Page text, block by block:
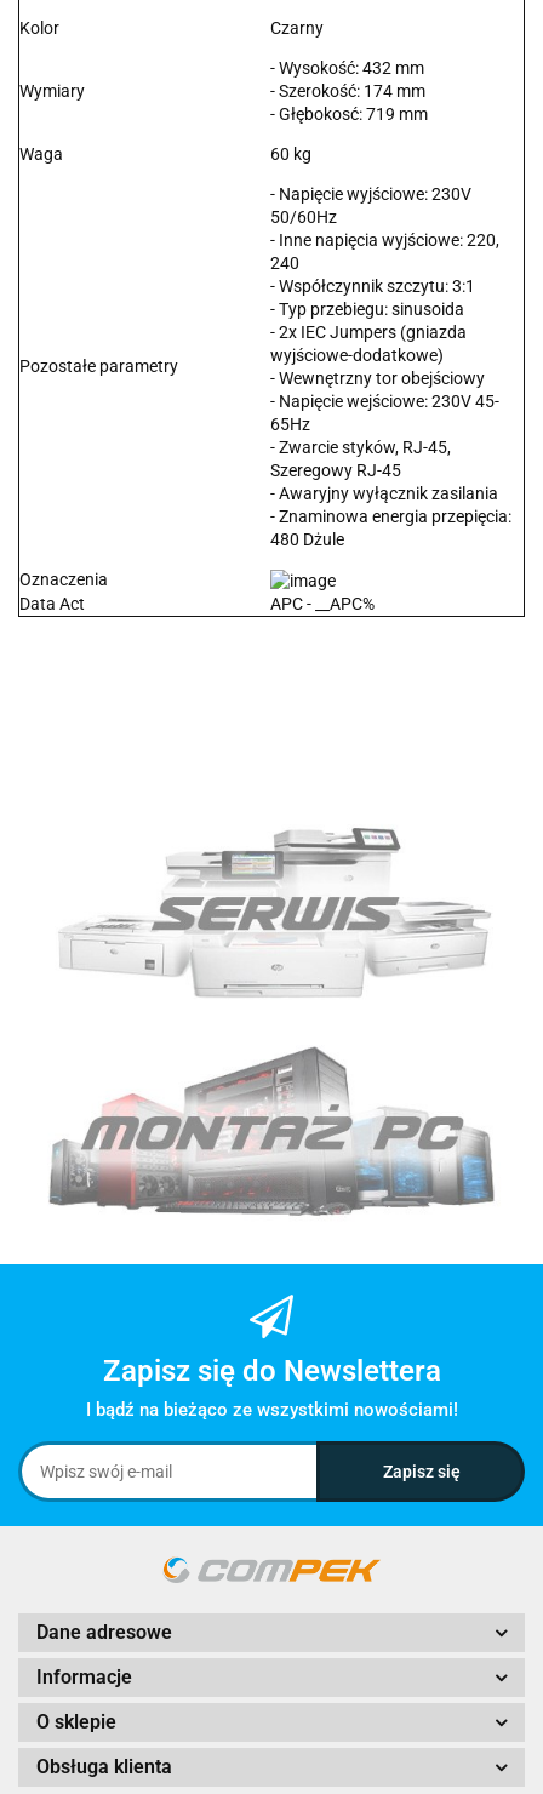
Kolor Czarny
Wymiary
- Wysokość: 432 mm
- Szerokość: 174 mm
- Głębokosć: 719 mm
Waga 60 kg
Pozostałe parametry
- Napięcie wyjściowe: 230V
50/60Hz
- Inne napięcia wyjściowe: 220,
240
- Współczynnik szczytu: 3:1
- Typ przebiegu: sinusoida
- 2x IEC Jumpers (gniazda
wyjściowe-dodatkowe)
- Wewnętrzny tor obejściowy
- Napięcie wejściowe: 230V 45-
65Hz
- Zwarcie styków, RJ-45,
Szeregowy RJ-45
- Awaryjny wyłącznik zasilania
- Znaminowa energia przepięcia:
480 Dżule
Oznaczenia
Data Act
APC - __APC%
Zapisz się do Newslettera
I bądź na bieżąco ze wszystkimi nowościami!
Dane adresowe
Informacje
O sklepie
Obsługa klienta